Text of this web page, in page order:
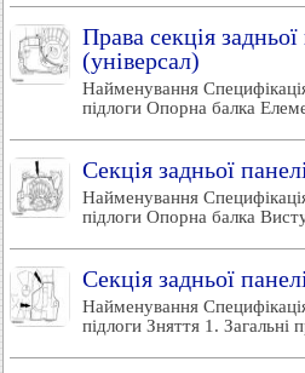
Права секція
(універсал)
Найменування
підлоги Опорна балка
Секція задньої
Найменування
підлоги Опорна балка
Секція задньої
Найменування
підлоги Зняття 1.